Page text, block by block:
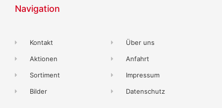
Navigation
Kontakt
Aktionen
Sortiment
Bilder
Über uns
Anfahrt
Impressum
Datenschutz